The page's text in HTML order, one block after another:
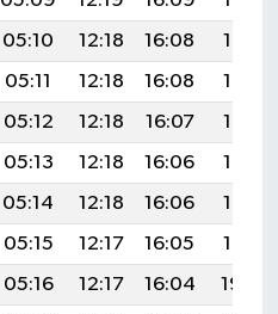
05:10 12:18 16:08
19:17
05:11 12:18 16:08
19:16
05:12 12:18 16:07
19:14
05:13 12:18 16:06
19:13
05:14 12:18 16:06
19:12
05:15 12:17 16:05
19:10
05:16 12:17 16:04
19:09